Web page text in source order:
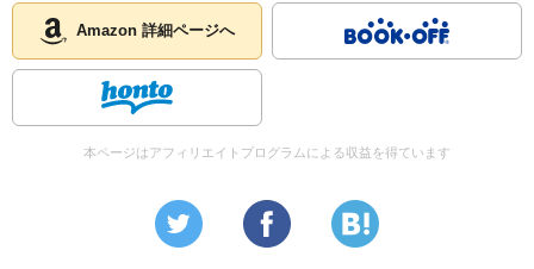
Amazon 詳細ページへ
本ページはアフィリエイトプログラムによる収益を得ています